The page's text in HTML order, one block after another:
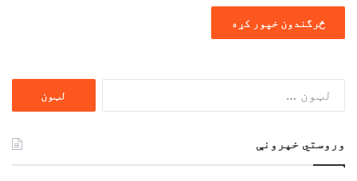
وروستي خپرونې